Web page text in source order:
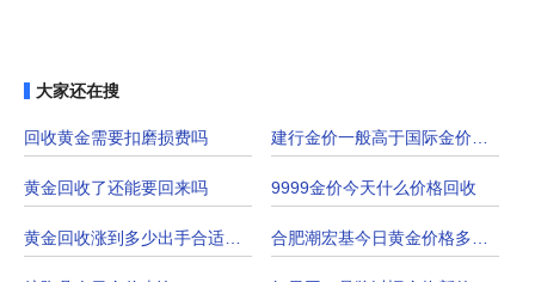
大家还在搜
回收黄金需要扣磨损费吗
黄金回收了还能要回来吗 9999金价今天什么价格回收